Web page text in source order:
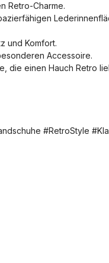
Retro-Charme.
und Komfort.
Accessoire.
die einen Hauch Retro
#RetroStyle